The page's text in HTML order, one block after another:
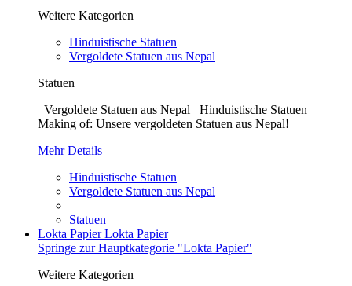
Weitere Kategorien
Hinduistische Statuen
Vergoldete Statuen aus Nepal
Statuen
Vergoldete Statuen aus Nepal Hinduistische Statuen
Making of: Unsere vergoldeten Statuen aus Nepal!
Mehr Details
Hinduistische Statuen
Vergoldete Statuen aus Nepal
Statuen
Lokta PapierLokta Papier
Springe zur Hauptkategorie "Lokta Papier"
Weitere Kategorien